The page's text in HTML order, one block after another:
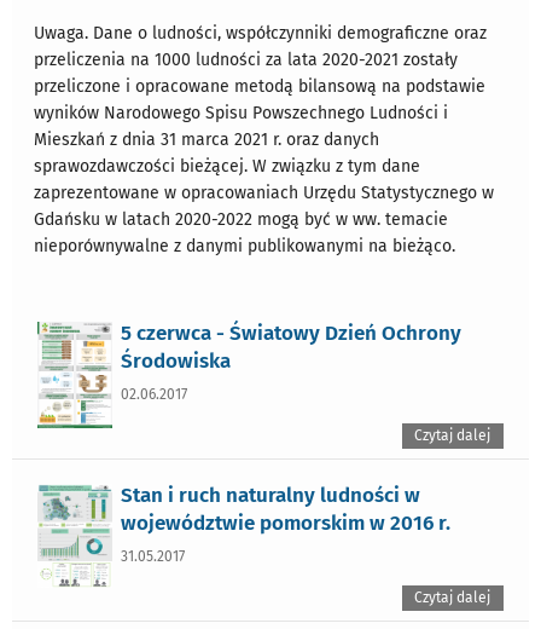
Uwaga. Dane o ludności, współczynniki demograficzne oraz
przeliczenia na 1000 ludności za lata 2020-2021 zostały
przeliczone i opracowane metodą bilansową na podstawie
wyników Narodowego Spisu Powszechnego Ludności i
Mieszkań z dnia 31 marca 2021 r. oraz danych
sprawozdawczości bieżącej. W związku z tym dane
zaprezentowane w opracowaniach Urzędu Statystycznego w
Gdańsku w latach 2020-2022 mogą być w ww. temacie
nieporównywalne z danymi publikowanymi na bieżąco.
5 czerwca - Światowy Dzień Ochrony
Środowiska
02.06.2017
Czytaj dalej
Stan i ruch naturalny ludności w
województwie pomorskim w 2016 r.
31.05.2017
Czytaj dalej